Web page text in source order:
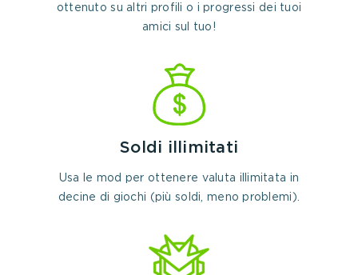
ottenuto su altri profili o i progressi dei tuoi
amici sul tuo!
Soldi illimitati
Usa le mod per ottenere valuta illimitata in
decine di giochi (più soldi, meno problemi).